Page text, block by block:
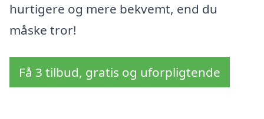
hurtigere og mere bekvemt, end du
måske tror!
Få 3 tilbud, gratis og uforpligtende